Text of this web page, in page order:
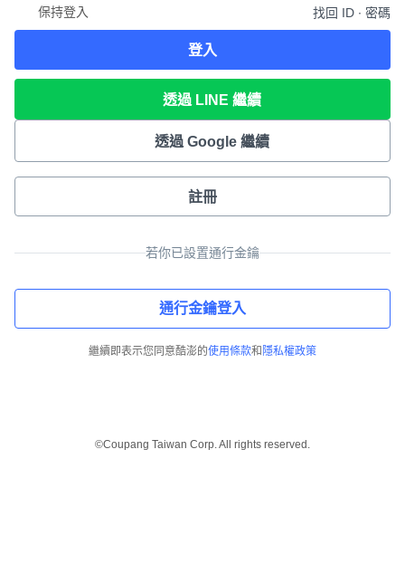
保持登入 找回 ID ∙ 密碼
登入
透過 LINE 繼續
透過 Google 繼續
註冊
若你已設置通行金鑰
通行金鑰登入
繼續即表示您同意酷澎的使用條款和 隱私權政策
©Coupang Taiwan Corp. All rights reserved.